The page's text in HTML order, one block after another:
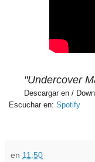
"Undercover
Descargar en /
Escuchar en: Spotify
en 11:50